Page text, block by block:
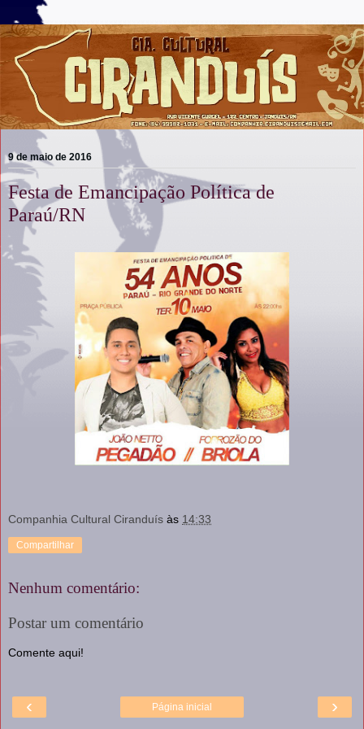
9 de maio de 2016
Festa de Emancipação Política de
Paraú/RN
Companhia Cultural Ciranduís às 14:33
Compartilhar
Nenhum comentário:
Postar um comentário
Comente aqui!
‹ ›
Página inicial